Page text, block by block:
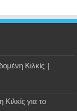
Κιλκίς |
για το